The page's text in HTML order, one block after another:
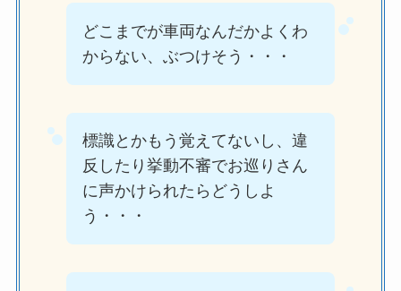
どこまでが車両なんだかよくわ
からない、ぶつけそう・・・
標識とかもう覚えてないし、違
反したり挙動不審でお巡りさん
に声かけられたらどうしよ
う・・・